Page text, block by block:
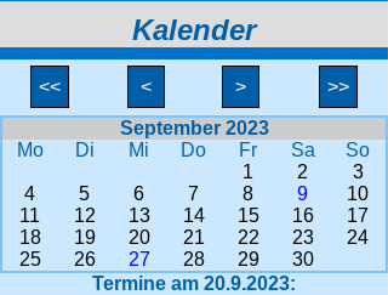
Kalender
<< < >
>>
September 2023
Mo
Di Mi Do Fr Sa
So
1
2
3
4
5 6 7 8 9
10
11
12 13 14 15 16
17
18
19 20 21 22 23
24
25
26 27 28 29
30
Termine am 20.9.2023: